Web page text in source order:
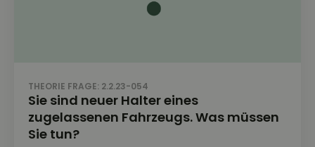
THEORIE FRAGE: 2.2.23-054
Sie sind neuer Halter eines
zugelassenen Fahrzeugs. Was müssen
Sie tun?